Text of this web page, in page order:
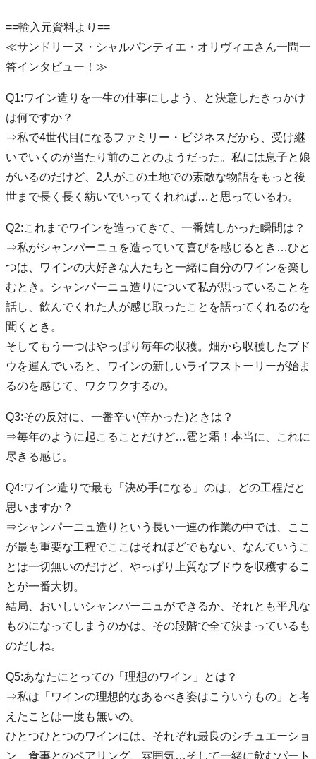
==輸入元資料より==
≪サンドリーヌ・シャルパンティエ・オリヴィエさん一問一
答インタビュー！≫
Q1:ワイン造りを一生の仕事にしよう、と決意したきっかけ
は何ですか？
⇒私で4世代目になるファミリー・ビジネスだから、受け継
いでいくのが当たり前のことのようだった。私には息子と娘
がいるのだけど、2人がこの土地での素敵な物語をもっと後
世まで長く長く紡いでいってくれれば…と思っているわ。
Q2:これまでワインを造ってきて、一番嬉しかった瞬間は？
⇒私がシャンパーニュを造っていて喜びを感じるとき…ひと
つは、ワインの大好きな人たちと一緒に自分のワインを楽し
むとき。シャンパーニュ造りについて私が思っていることを
話し、飲んでくれた人が感じ取ったことを語ってくれるのを
聞くとき。
そしてもう一つはやっぱり毎年の収穫。畑から収穫したブド
ウを運んでいると、ワインの新しいライフストーリーが始ま
るのを感じて、ワクワクするの。
Q3:その反対に、一番辛い(辛かった)ときは？
⇒毎年のように起こることだけど…雹と霜！本当に、これに
尽きる感じ。
Q4:ワイン造りで最も「決め手になる」のは、どの工程だと
思いますか？
⇒シャンパーニュ造りという長い一連の作業の中では、ここ
が最も重要な工程でここはそれほどでもない、なんていうこ
とは一切無いのだけど、やっぱり上質なブドウを収穫するこ
とが一番大切。
結局、おいしいシャンパーニュができるか、それとも平凡な
ものになってしまうのかは、その段階で全て決まっているも
のだしね。
Q5:あなたにとっての「理想のワイン」とは？
⇒私は「ワインの理想的なあるべき姿はこういうもの」と考
えたことは一度も無いの。
ひとつひとつのワインには、それぞれ最良のシチュエーショ
ン、食事とのペアリング、雰囲気…そして一緒に飲むパート